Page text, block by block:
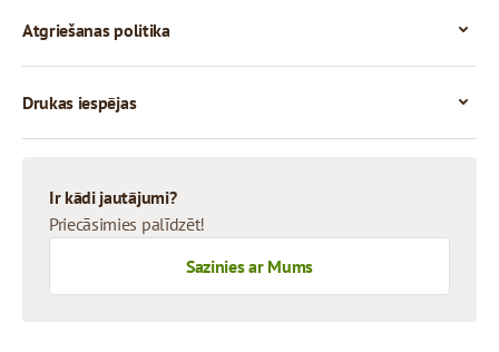
Atgriešanas politika
Drukas iespējas
Ir kādi jautājumi?
Priecāsimies palīdzēt!
Sazinies ar Mums